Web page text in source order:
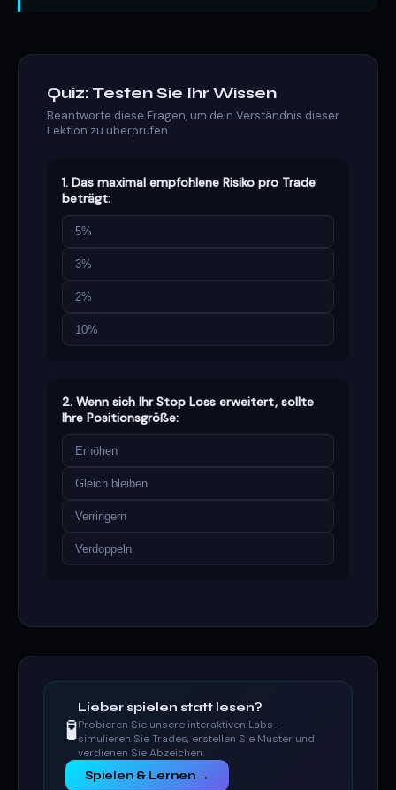
Quiz: Testen Sie Ihr Wissen
Beantworte diese Fragen, um dein Verständnis dieser
Lektion zu überprüfen.
1. Das maximal empfohlene Risiko pro Trade
beträgt:
5%
3%
2%
10%
2. Wenn sich Ihr Stop Loss erweitert, sollte
Ihre Positionsgröße:
Erhöhen
Gleich bleiben
Verringern
Verdoppeln
🧪
Lieber spielen statt lesen?
Probieren Sie unsere interaktiven Labs –
simulieren Sie Trades, erstellen Sie Muster und
verdienen Sie Abzeichen.
Spielen & Lernen →